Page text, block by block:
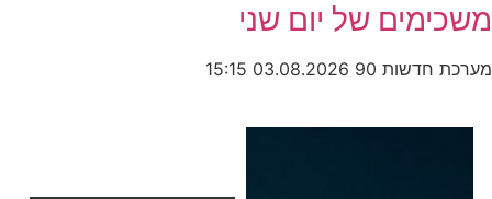
משכימים של יום שני
מערכת חדשות 90 03.08.2026
15:15